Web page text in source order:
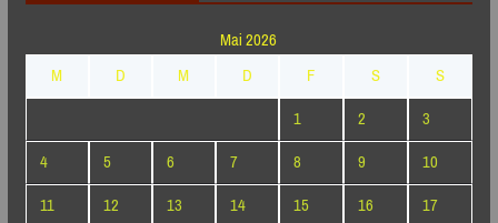
Mai 2026
M
D M D F S
S
1
2
3
4
5 6 7 8 9
10
11
12 13 14 15 16
17